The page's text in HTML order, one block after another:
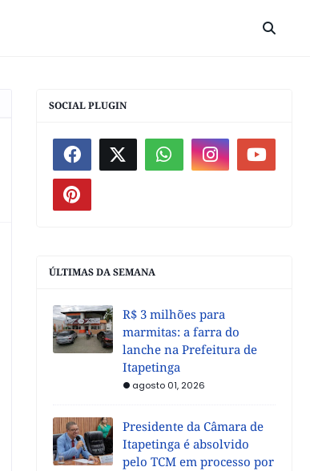
SOCIAL PLUGIN
ÚLTIMAS DA SEMANA
R$ 3 milhões para
marmitas: a farra do
lanche na Prefeitura de
Itapetinga
agosto 01, 2026
Presidente da Câmara de
Itapetinga é absolvido
pelo TCM em processo por